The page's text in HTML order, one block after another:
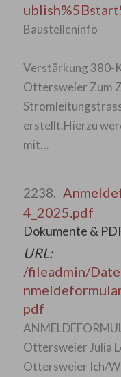
Baustelleninfo
Verstärkung 380-
Ottersweier Zum
erstellt.Hierzu
mit…
2238.
4_2025.pdf
Dokumente &
URL:
/fileadmin/
pdf
Ottersweier Julia
Ottersweier Ich/